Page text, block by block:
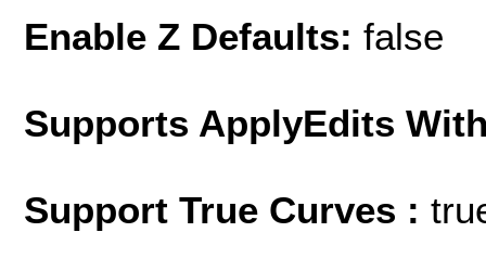
Enable Z Defaults: false
Supports ApplyEdits
Support True Curves :